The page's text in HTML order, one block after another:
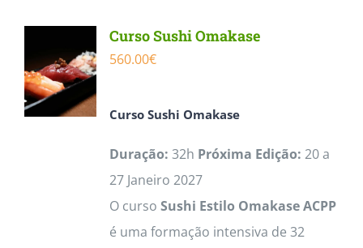
Curso Sushi Omakase
560.00€
Curso Sushi Omakase
Duração: 32h Próxima Edição: 20 a
27 Janeiro 2027
O curso Sushi Estilo Omakase ACPP
é uma formação intensiva de 32